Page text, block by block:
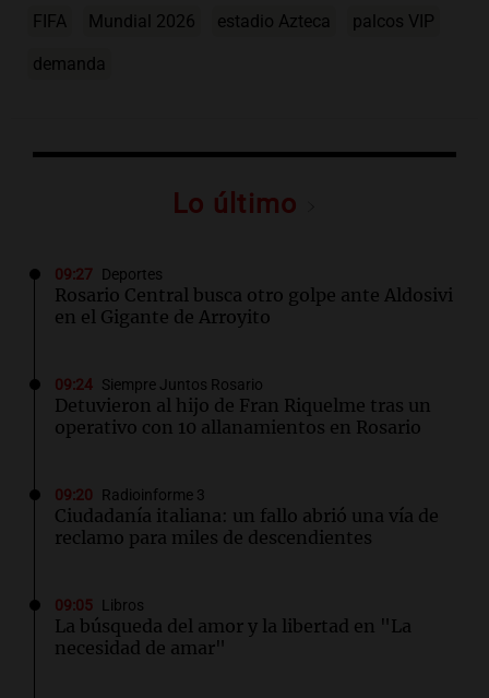
FIFA Mundial 2026 estadio Azteca palcos VIP
demanda
Lo último
09:27 Deportes
Rosario Central busca otro golpe ante Aldosivi
en el Gigante de Arroyito
09:24 Siempre Juntos Rosario
Detuvieron al hijo de Fran Riquelme tras un
operativo con 10 allanamientos en Rosario
09:20 Radioinforme 3
Ciudadanía italiana: un fallo abrió una vía de
reclamo para miles de descendientes
09:05 Libros
La búsqueda del amor y la libertad en "La
necesidad de amar"